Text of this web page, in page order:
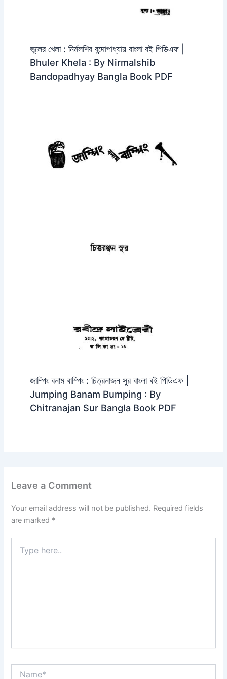
ভূলের খেলা : নির্মলশিব বন্দোপাধ্যায় বাংলা বই পিডিএফ |
Bhuler Khela : By Nirmalshib
Bandopadhyay Bangla Book PDF
জাম্পিং বনাম বাম্পিং : চিত্রনাজন সুর বাংলা বই পিডিএফ |
Jumping Banam Bumping : By
Chitranajan Sur Bangla Book PDF
Leave a Comment
Your email address will not be published. Required fields
are marked *
here..